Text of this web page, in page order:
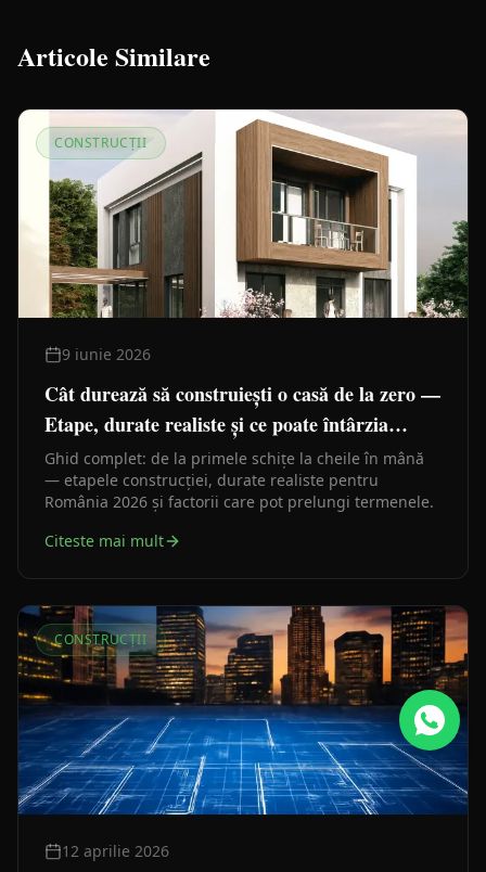
Articole Similare
CONSTRUCȚII
9 iunie 2026
Cât durează să construiești o casă de la zero —
Etape, durate realiste și ce poate întârzia
lucrările
Ghid complet: de la primele schițe la cheile în mână
— etapele construcției, durate realiste pentru
România 2026 și factorii care pot prelungi termenele.
Citeste mai mult
CONSTRUCȚII
12 aprilie 2026